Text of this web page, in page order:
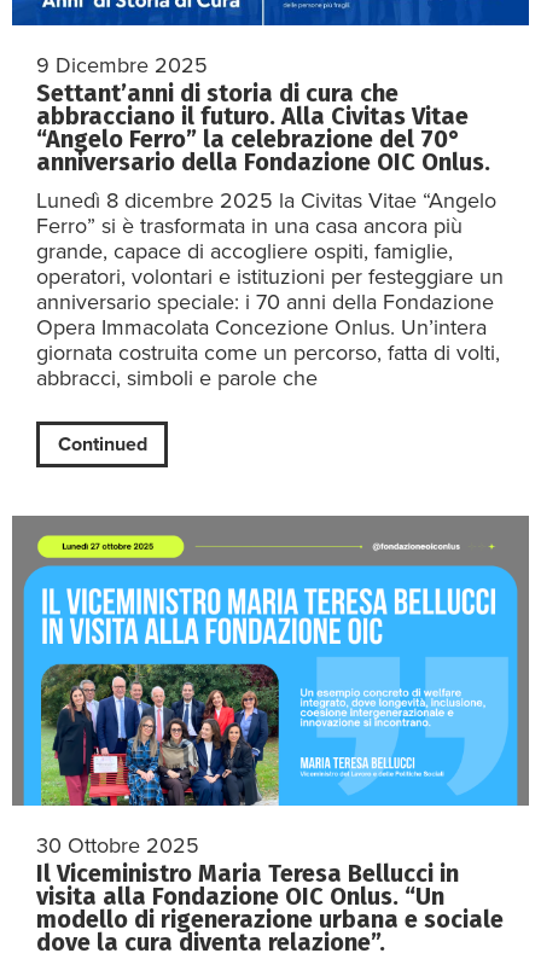
9 Dicembre 2025
Settant’anni di storia di cura che
abbracciano il futuro. Alla Civitas Vitae
“Angelo Ferro” la celebrazione del 70°
anniversario della Fondazione OIC Onlus.
Lunedì 8 dicembre 2025 la Civitas Vitae “Angelo
Ferro” si è trasformata in una casa ancora più
grande, capace di accogliere ospiti, famiglie,
operatori, volontari e istituzioni per festeggiare un
anniversario speciale: i 70 anni della Fondazione
Opera Immacolata Concezione Onlus. Un’intera
giornata costruita come un percorso, fatta di volti,
abbracci, simboli e parole che
Continued
30 Ottobre 2025
Il Viceministro Maria Teresa Bellucci in
visita alla Fondazione OIC Onlus. “Un
modello di rigenerazione urbana e sociale
dove la cura diventa relazione”.